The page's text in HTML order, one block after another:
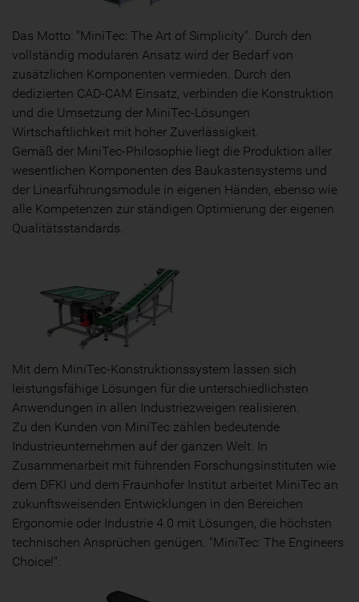
Das Motto: "MiniTec: The Art of Simplicity". Durch den
vollständig modularen Ansatz wird der Bedarf von
zusätzlichen Komponenten vermieden. Durch den
dedizierten CAD-CAM Einsatz, verbinden die Konstruktion
und die Umsetzung der MiniTec-Lösungen
Wirtschaftlichkeit mit hoher Zuverlässigkeit.
Gemäß der MiniTec-Philosophie liegt die Produktion aller
wesentlichen Komponenten des Baukastensystems und
der Linearführungsmodule in eigenen Händen, ebenso wie
alle Kompetenzen zur ständigen Optimierung der eigenen
Qualitätsstandards.
Mit dem MiniTec-Konstruktionssystem lassen sich
leistungsfähige Lösungen für die unterschiedlichsten
Anwendungen in allen Industriezweigen realisieren.
Zu den Kunden von MiniTec zählen bedeutende
Industrieunternehmen auf der ganzen Welt. In
Zusammenarbeit mit führenden Forschungsinstituten wie
dem DFKI und dem Fraunhofer Institut arbeitet MiniTec an
zukunftsweisenden Entwicklungen in den Bereichen
Ergonomie oder Industrie 4.0 mit Lösungen, die höchsten
technischen Ansprüchen genügen. "MiniTec: The Engineers
Choice!".